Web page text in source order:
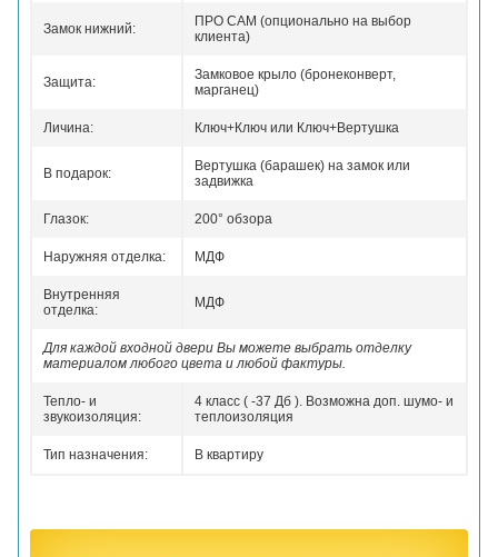
Замок нижний:
ПРО САМ (опционально на выбор
клиента)
Защита:
Замковое крыло (бронеконверт,
марганец)
Личина: Ключ+Ключ или Ключ+Вертушка
В подарок:
Вертушка (барашек) на замок или
задвижка
Глазок: 200° обзора
Наружняя отделка: МДФ
Внутренняя
отделка:
МДФ
Для каждой входной двери Вы можете выбрать отделку
материалом любого цвета и любой фактуры.
Тепло- и
звукоизоляция:
4 класс ( -37 Дб ). Возможна доп. шумо- и
теплоизоляция
Тип назначения: В квартиру